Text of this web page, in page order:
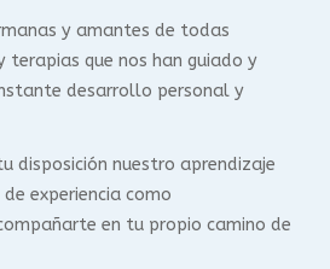
y amantes de todas
terapias que nos han guiado y
desarrollo personal y
disposición nuestro aprendizaje
experiencia como
en tu propio camino de